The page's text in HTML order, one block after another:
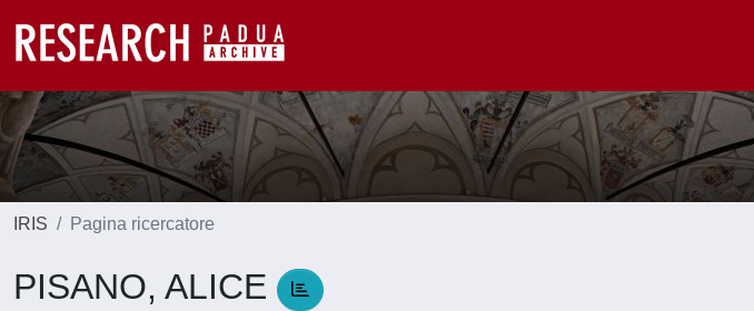
IRIS Pagina ricercatore
PISANO, ALICE